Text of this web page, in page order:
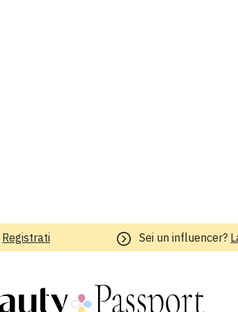
Registrati Sei un influencer?